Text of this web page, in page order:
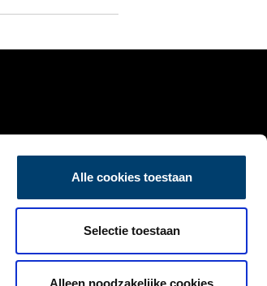
Alle cookies toestaan
Selectie toestaan
Alleen noodzakelijke cookies